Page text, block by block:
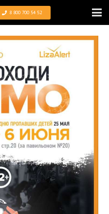
8 800 700 54 52